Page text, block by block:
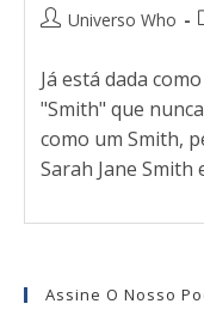
Universo Who
Já está dada
"Smith" que
como um Smith,
Sarah Jane
Assine O Nosso